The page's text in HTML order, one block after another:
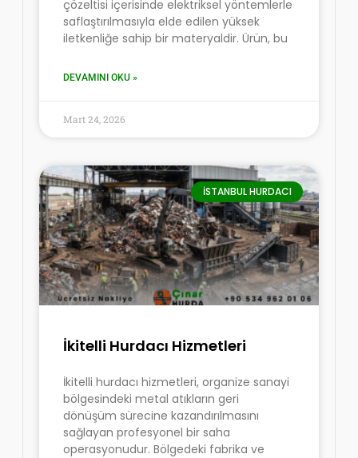
çözeltisi içerisinde elektriksel yöntemlerle
saflaştırılmasıyla elde edilen yüksek
iletkenliğe sahip bir materyaldir. Ürün, bu
DEVAMINI OKU »
Mart 24, 2026
İSTANBUL HURDACI
İkitelli Hurdacı Hizmetleri
İkitelli hurdacı hizmetleri, organize sanayi
bölgesindeki metal atıkların geri
dönüşüm sürecine kazandırılmasını
sağlayan profesyonel bir saha
operasyonudur. Bölgedeki fabrika ve